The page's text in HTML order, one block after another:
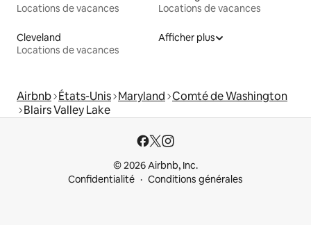
Locations de vacances
Locations de vacances
Cleveland
Locations de vacances
Afficher plus
Airbnb États-Unis Maryland Comté de Washington
Blairs Valley Lake
© 2026 Airbnb, Inc.
Confidentialité
Conditions générales